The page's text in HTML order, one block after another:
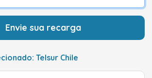
Envie sua recarga
Telsur Chile